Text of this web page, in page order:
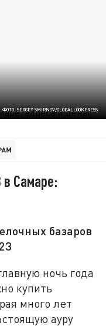
ФОТО: SERGEY SMIRNOV/GLOBALLOOKPRESS
в Самаре:
базаров
ночь года
купить
много лет
ауру